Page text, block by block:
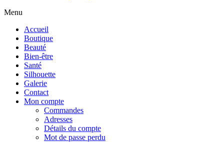
Menu
Accueil
Boutique
Beauté
Bien-être
Santé
Silhouette
Galerie
Contact
Mon compte
Commandes
Adresses
Détails du compte
Mot de passe perdu